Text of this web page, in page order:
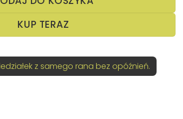
KUP TERAZ
z samego rana bez opóźnień.